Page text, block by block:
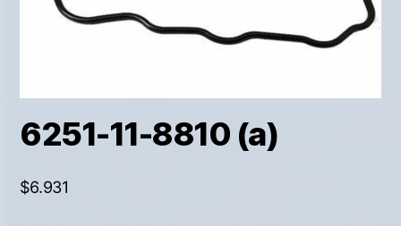
6251-11-8810 (a)
$6.931